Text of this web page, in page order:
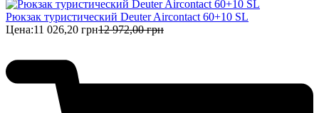
Рюкзак туристический Deuter Aircontact 60+10 SL
Цена:11 026,20 грн12 972,00 грн